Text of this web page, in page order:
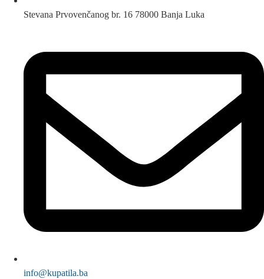
Stevana Prvovenčanog br. 16 78000 Banja Luka
info@kupatila.ba